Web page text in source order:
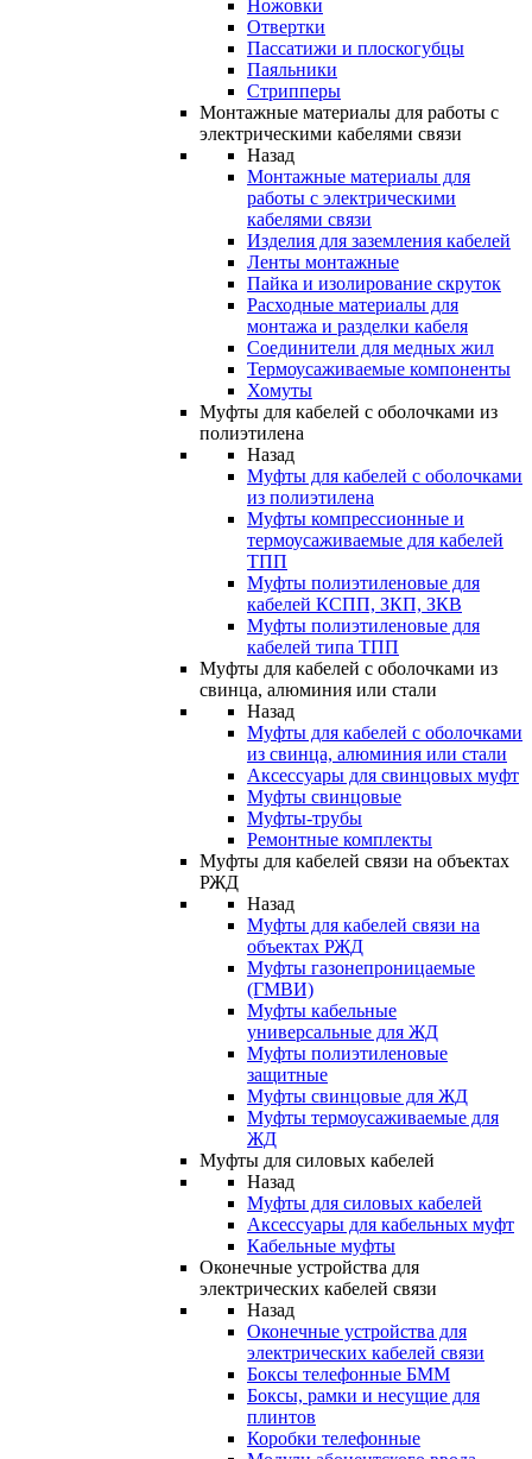
Ножовки
Отвертки
Пассатижи и плоскогубцы
Паяльники
Стрипперы
Монтажные материалы для работы с
электрическими кабелями связи
Назад
Монтажные материалы для
работы с электрическими
кабелями связи
Изделия для заземления кабелей
Ленты монтажные
Пайка и изолирование скруток
Расходные материалы для
монтажа и разделки кабеля
Соединители для медных жил
Термоусаживаемые компоненты
Хомуты
Муфты для кабелей с оболочками из
полиэтилена
Назад
Муфты для кабелей с оболочками
из полиэтилена
Муфты компрессионные и
термоусаживаемые для кабелей
ТПП
Муфты полиэтиленовые для
кабелей КСПП, ЗКП, ЗКВ
Муфты полиэтиленовые для
кабелей типа ТПП
Муфты для кабелей с оболочками из
свинца, алюминия или стали
Назад
Муфты для кабелей с оболочками
из свинца, алюминия или стали
Аксессуары для свинцовых муфт
Муфты свинцовые
Муфты-трубы
Ремонтные комплекты
Муфты для кабелей связи на объектах
РЖД
Назад
Муфты для кабелей связи на
объектах РЖД
Муфты газонепроницаемые
(ГМВИ)
Муфты кабельные
универсальные для ЖД
Муфты полиэтиленовые
защитные
Муфты свинцовые для ЖД
Муфты термоусаживаемые для
ЖД
Муфты для силовых кабелей
Назад
Муфты для силовых кабелей
Аксессуары для кабельных муфт
Кабельные муфты
Оконечные устройства для
электрических кабелей связи
Назад
Оконечные устройства для
электрических кабелей связи
Боксы телефонные БММ
Боксы, рамки и несущие для
плинтов
Коробки телефонные